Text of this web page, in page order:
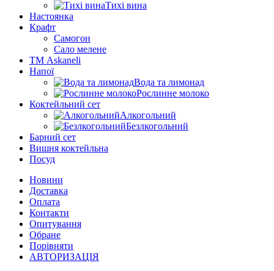
Тихі вина
Настоянка
Крафт
Самогон
Сало мелене
ТМ Askaneli
Напої
Вода та лимонад
Рослинне молоко
Коктейльний сет
Алкогольний
Безлкогольний
Барний сет
Вишня коктейльна
Посуд
Новини
Доставка
Оплата
Контакти
Опитування
Обране
Порівняти
АВТОРИЗАЦІЯ